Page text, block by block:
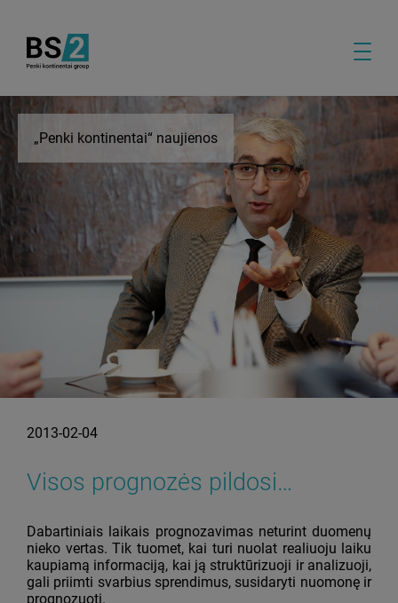
„Penki kontinentai“ naujienos
2013-02-04
Visos prognozės pildosi…
Dabartiniais laikais prognozavimas neturint duomenų
nieko vertas. Tik tuomet, kai turi nuolat realiuoju laiku
kaupiamą informaciją, kai ją struktūrizuoji ir analizuoji,
gali priimti svarbius sprendimus, susidaryti nuomonę ir
prognozuoti.